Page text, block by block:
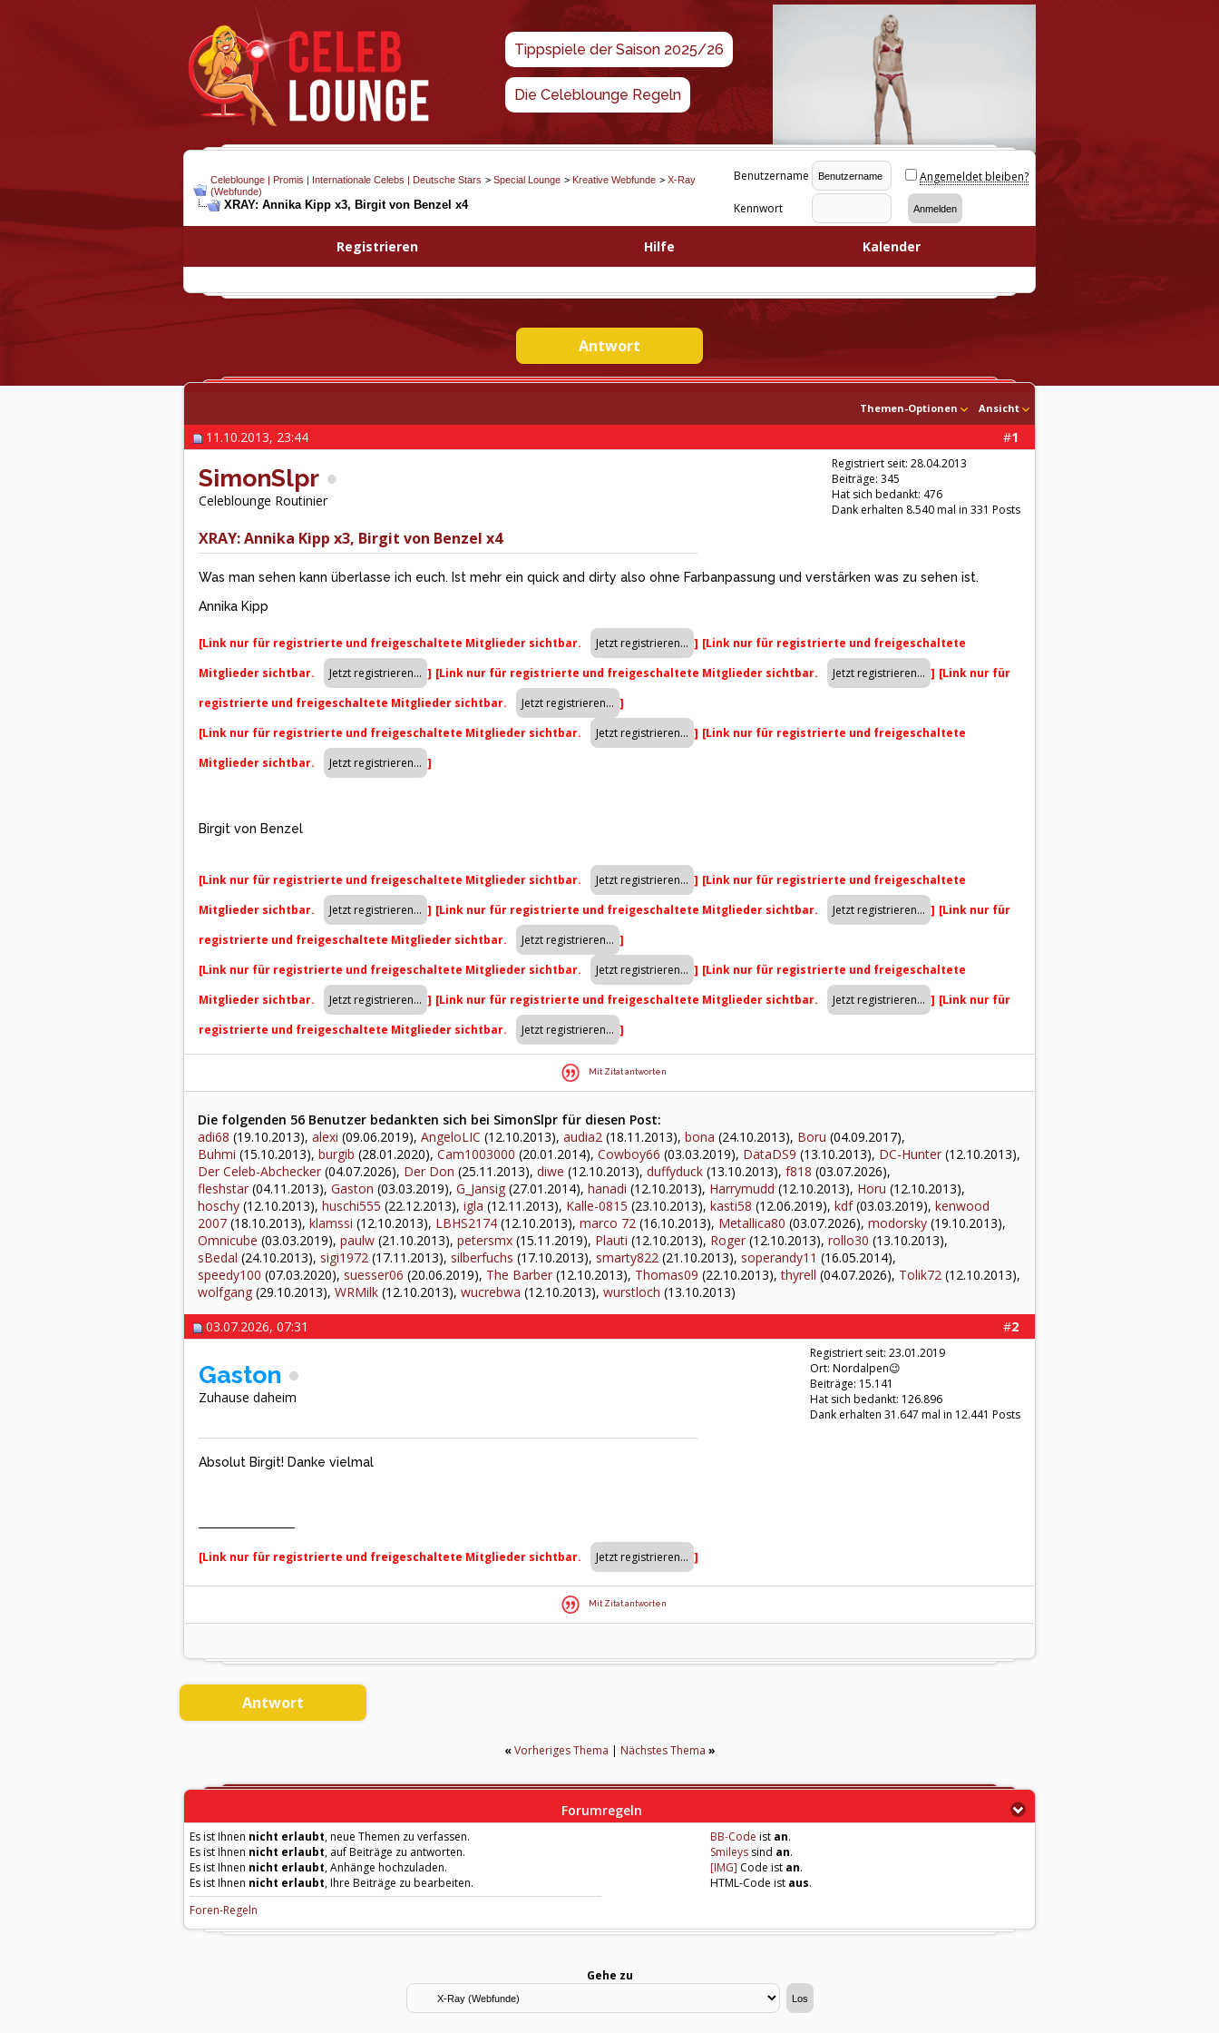
Tippspiele der Saison 2025/26
Die Celeblounge Regeln
Celeblounge | Promis | Internationale Celebs | Deutsche Stars > Special Lounge > Kreative Webfunde > X-Ray
(Webfunde)
XRAY: Annika Kipp x3, Birgit von Benzel x4
Benutzername Angemeldet bleiben?
Kennwort
Registrieren Hilfe Kalender
Antwort
Themen-Optionen Ansicht
#1
11.10.2013, 23:44
SimonSlpr
Celeblounge Routinier
Registriert seit: 28.04.2013
Beiträge: 345
Hat sich bedankt: 476
Dank erhalten 8.540 mal in 331 Posts
XRAY: Annika Kipp x3, Birgit von Benzel x4
Was man sehen kann überlasse ich euch. Ist mehr ein quick and dirty also ohne Farbanpassung und verstärken was zu sehen ist.
Annika Kipp
[Link nur für registrierte und freigeschaltete Mitglieder sichtbar. ] [Link nur für registrierte und freigeschaltete
Mitglieder sichtbar.
] [Link nur für registrierte und freigeschaltete Mitglieder sichtbar. ] [Link nur für
registrierte und freigeschaltete Mitglieder sichtbar.
]
[Link nur für registrierte und freigeschaltete Mitglieder sichtbar.
] [Link nur für registrierte und freigeschaltete
Mitglieder sichtbar.
]
Birgit von Benzel
[Link nur für registrierte und freigeschaltete Mitglieder sichtbar. ] [Link nur für registrierte und freigeschaltete
Mitglieder sichtbar.
] [Link nur für registrierte und freigeschaltete Mitglieder sichtbar. ] [Link nur für
registrierte und freigeschaltete Mitglieder sichtbar.
]
[Link nur für registrierte und freigeschaltete Mitglieder sichtbar.
] [Link nur für registrierte und freigeschaltete
Mitglieder sichtbar.
] [Link nur für registrierte und freigeschaltete Mitglieder sichtbar. ] [Link nur für
registrierte und freigeschaltete Mitglieder sichtbar.
]
Mit Zitat antworten
Die folgenden 56 Benutzer bedankten sich bei SimonSlpr für diesen Post:
adi68 (19.10.2013), alexi (09.06.2019), AngeloLIC (12.10.2013), audia2 (18.11.2013), bona (24.10.2013), Boru (04.09.2017),
Buhmi (15.10.2013), burgib (28.01.2020), Cam1003000 (20.01.2014), Cowboy66 (03.03.2019), DataDS9 (13.10.2013), DC-Hunter (12.10.2013),
Der Celeb-Abchecker (04.07.2026), Der Don (25.11.2013), diwe (12.10.2013), duffyduck (13.10.2013), f818 (03.07.2026),
fleshstar (04.11.2013), Gaston (03.03.2019), G_Jansig (27.01.2014), hanadi (12.10.2013), Harrymudd (12.10.2013), Horu (12.10.2013),
hoschy (12.10.2013), huschi555 (22.12.2013), igla (12.11.2013), Kalle-0815 (23.10.2013), kasti58 (12.06.2019), kdf(03.03.2019), kenwood
2007 (18.10.2013), klamssi (12.10.2013), LBHS2174 (12.10.2013), marco 72 (16.10.2013), Metallica80 (03.07.2026), modorsky (19.10.2013),
Omnicube (03.03.2019), paulw (21.10.2013), petersmx (15.11.2019), Plauti (12.10.2013), Roger (12.10.2013), rollo30 (13.10.2013),
sBedal (24.10.2013), sigi1972 (17.11.2013), silberfuchs (17.10.2013), smarty822 (21.10.2013), soperandy11 (16.05.2014),
speedy100 (07.03.2020), suesser06 (20.06.2019), The Barber (12.10.2013), Thomas09 (22.10.2013),thyrell (04.07.2026), Tolik72 (12.10.2013),
wolfgang (29.10.2013), WRMilk (12.10.2013), wucrebwa (12.10.2013), wurstloch (13.10.2013)
#2
03.07.2026, 07:31
Gaston
Zuhause daheim
Registriert seit: 23.01.2019
Ort: Nordalpen😉
Beiträge: 15.141
Hat sich bedankt: 126.896
Dank erhalten 31.647 mal in 12.441 Posts
Absolut Birgit! Danke vielmal
[Link nur für registrierte und freigeschaltete Mitglieder sichtbar. ]
Mit Zitat antworten
Antwort
« Vorheriges Thema | Nächstes Thema »
Forumregeln
Es ist Ihnen nicht erlaubt, neue Themen zu verfassen.
Es ist Ihnen nicht erlaubt, auf Beiträge zu antworten.
Es ist Ihnen nicht erlaubt, Anhänge hochzuladen.
Es ist Ihnen nicht erlaubt, Ihre Beiträge zu bearbeiten.
Foren-Regeln
BB-Code ist an.
Smileys sind an.
[IMG] Code ist an.
HTML-Code ist aus.
Gehe zu